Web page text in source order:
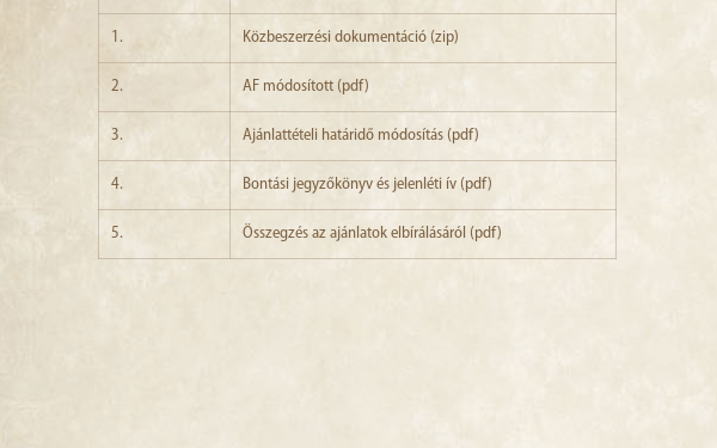
1. Közbeszerzési dokumentáció (zip)
2. AF módosított (pdf)
3. Ajánlattételi határidő módosítás (pdf)
4. Bontási jegyzőkönyv és jelenléti ív (pdf)
5. Összegzés az ajánlatok elbírálásáról (pdf)